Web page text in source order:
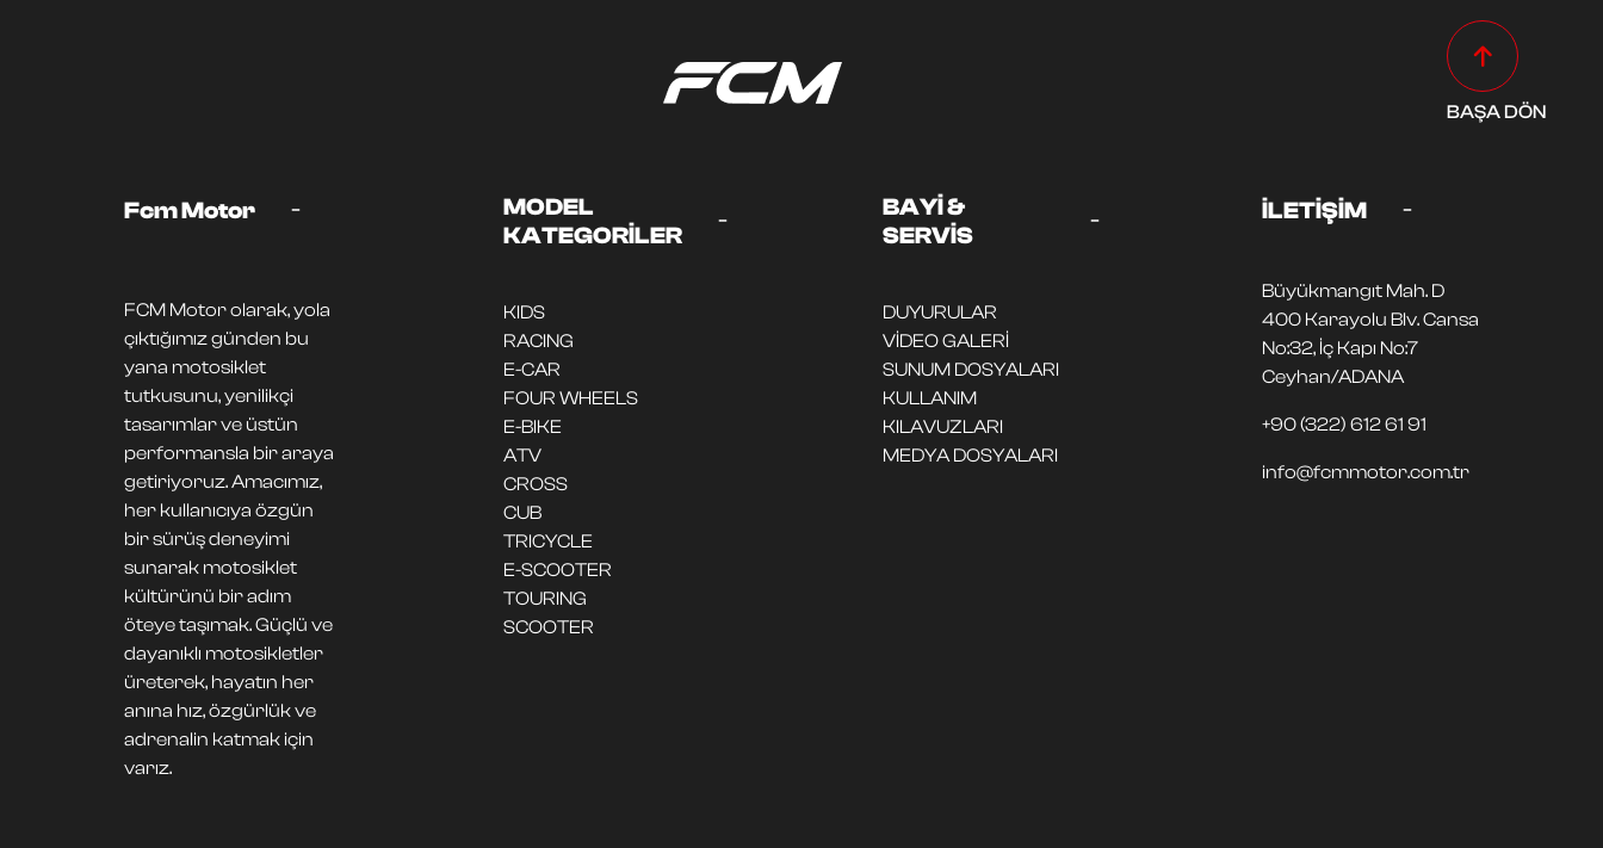
BAŞA DÖN
Fcm Motor -
FCM Motor olarak, yola
çıktığımız günden bu
yana motosiklet
tutkusunu, yenilikçi
tasarımlar ve üstün
performansla bir araya
getiriyoruz. Amacımız,
her kullanıcıya özgün
bir sürüş deneyimi
sunarak motosiklet
kültürünü bir adım
öteye taşımak. Güçlü ve
dayanıklı motosikletler
üreterek, hayatın her
anına hız, özgürlük ve
adrenalin katmak için
varız.
MODEL
KATEGORİLER
-
KIDS
RACING
E-CAR
FOUR WHEELS
E-BIKE
ATV
CROSS
CUB
TRICYCLE
E-SCOOTER
TOURING
SCOOTER
BAYİ &
SERVİS
-
DUYURULAR
VİDEO GALERİ
SUNUM DOSYALARI
KULLANIM
KILAVUZLARI
MEDYA DOSYALARI
İLETİŞİM -
Büyükmangıt Mah. D
400 Karayolu Blv. Cansa
No:32, İç Kapı No:7
Ceyhan/ADANA
+90 (322) 612 61 91
info@fcmmotor.com.tr